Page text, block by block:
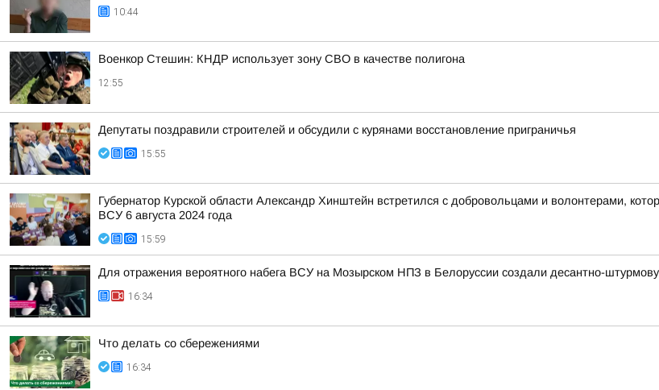
10:44
Военкор Стешин: КНДР использует зону СВО в качестве полигона
12:55
Депутаты поздравили строителей и обсудили с курянами восстановление приграничья
15:55
Губернатор Курской области Александр Хинштейн встретился с добровольцами и волонтерами,
ВСУ 6 августа 2024 года
15:59
Для отражения вероятного набега ВСУ на Мозырском НПЗ в Белоруссии создали десантно-
16:34
Что делать со сбережениями
16:34